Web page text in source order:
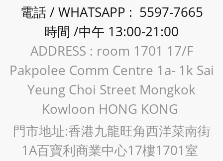
電話 / WHATSAPP : 5597-7665
時間 /中午 13:00-21:00
ADDRESS : room 1701 17/F
Pakpolee Comm Centre 1a- 1k Sai
Yeung Choi Street Mongkok
Kowloon HONG KONG
門市地址:香港九龍旺角西洋菜南街
1A百寶利商業中心17樓1701室